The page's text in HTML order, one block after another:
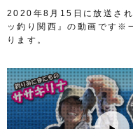
2020年8月15日に放送さ
ッ釣り関西』の動画です※
ります。
フ大東哲也とリポーターの
トの中西隼人さん、石田果
ビキとサビキ仕掛けでアジ
す。
群れを直接狙うジグサビキ